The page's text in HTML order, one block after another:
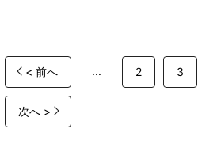
< 前へ ... 2 3
次へ >